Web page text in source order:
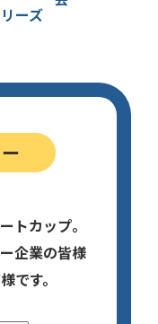
ーズ
トカップ。
企業の皆様
です。